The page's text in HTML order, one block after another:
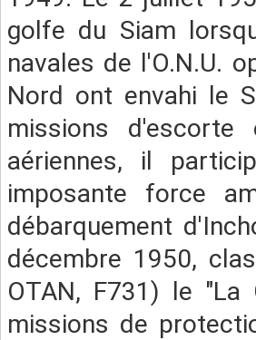
golfe du Siam
navales de l'O.N.U.
Nord ont envahi le
missions
aériennes, il
imposante force
débarquement
décembre 1950,
OTAN, F731) le "La
missions de